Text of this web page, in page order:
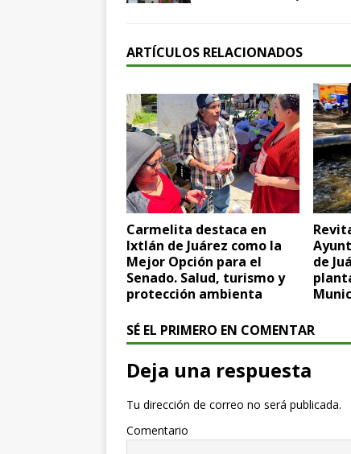
ARTÍCULOS RELACIONADOS
Carmelita destaca en
Ixtlán de Juárez como la
Mejor Opción para el
Senado. Salud, turismo y
protección ambienta
de
SÉ EL PRIMERO EN COMENTAR
Deja una respuesta
Tu dirección de correo no será publicada.
Comentario